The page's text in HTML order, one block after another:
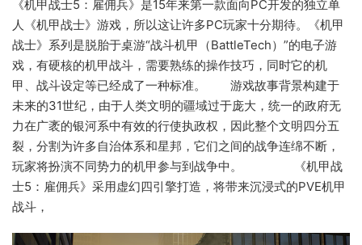
《机甲战士5：雇佣兵》是15年来第一款面向PC开发的独立单
人《机甲战士》游戏，所以这让许多PC玩家十分期待。《机甲
战士》系列是脱胎于桌游“战斗机甲（BattleTech）”的电子游
戏，有硬核的机甲战斗，需要熟练的操作技巧，同时它的机
甲、战斗设定等已经成了一种标准。 游戏故事背景构建于
未来的31世纪，由于人类文明的疆域过于庞大，统一的政府无
力在广袤的银河系中有效的行使执政权，因此整个文明四分五
裂，分割为许多自治体系和星邦，它们之间的战争连绵不断，
玩家将扮演不同势力的机甲参与到战争中。 《机甲战
士5：雇佣兵》采用虚幻四引擎打造，将带来沉浸式的PVE机甲
战斗，